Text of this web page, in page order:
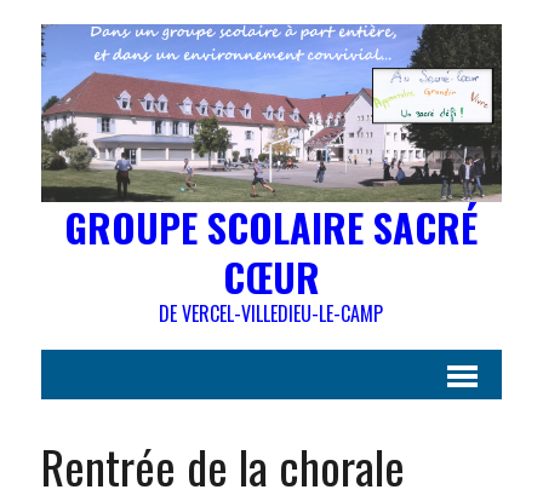
GROUPE SCOLAIRE SACRÉ
CŒUR
DE VERCEL-VILLEDIEU-LE-CAMP
Rentrée de la chorale